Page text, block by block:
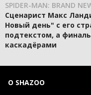
SPIDER-MAN: BRAND
Сценарист Макс
Новый день" с его
подтекстом, а
каскадёрами
О SHAZOO